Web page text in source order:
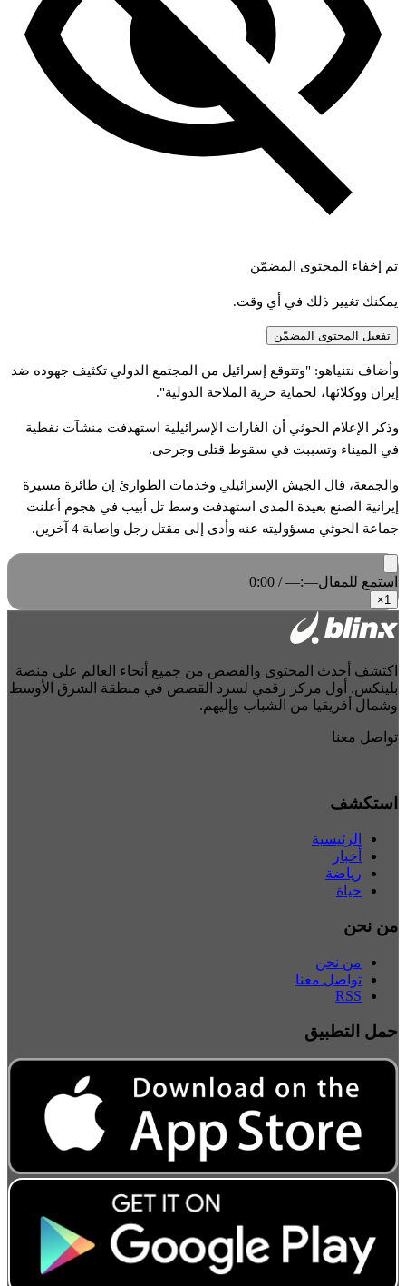
تم إخفاء المحتوى المضمّن
يمكنك تغيير ذلك في أي وقت.
تفعيل المحتوى المضمّن
وأضاف نتنياهو: "وتتوقع إسرائيل من المجتمع الدولي تكثيف جهوده ضد
إيران ووكلائها، لحماية حرية الملاحة الدولية".
وذكر الإعلام الحوثي أن الغارات الإسرائيلية استهدفت منشآت نفطية
في الميناء وتسببت في سقوط قتلى وجرحى.
والجمعة، قال الجيش الإسرائيلي وخدمات الطوارئ إن طائرة مسيرة
إيرانية الصنع بعيدة المدى استهدفت وسط تل أبيب في هجوم أعلنت
جماعة الحوثي مسؤوليته عنه وأدى إلى مقتل رجل وإصابة 4 آخرين.
استمع للمقال0:00 / —:—
1
×
اكتشف أحدث المحتوى والقصص من جميع أنحاء العالم على منصة
بلينكس. أول مركز رقمي لسرد القصص في منطقة الشرق الأوسط
وشمال أفريقيا من الشباب وإليهم.
تواصل معنا
استكشف
الرئيسية
أخبار
رياضة
حياة
من نحن
من نحن
تواصل معنا
RSS
حمل التطبيق